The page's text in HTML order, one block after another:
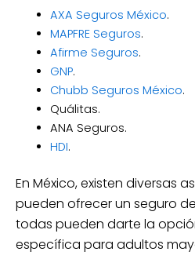
AXA Seguros México.
MAPFRE Seguros.
Afirme Seguros.
GNP.
Chubb Seguros México.
Quálitas.
ANA Seguros.
HDI.
En México, existen diversas
pueden ofrecer un seguro
todas pueden darte la
específica para adultos